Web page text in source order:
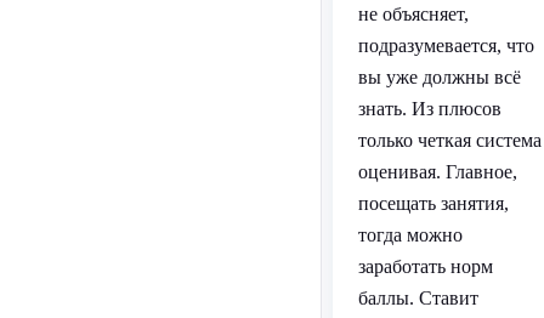
не объясняет,
подразумевается, что
вы уже должны всё
знать. Из плюсов
только четкая система
оценивая. Главное,
посещать занятия,
тогда можно
заработать норм
баллы. Ставит